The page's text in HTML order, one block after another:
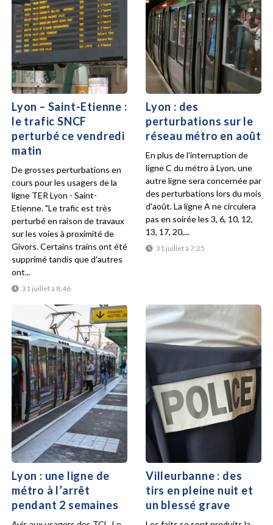
Lyon – Saint-Etienne :
le trafic SNCF
perturbé ce vendredi
matin
31 juillet à 8:46
De grosses perturbations en
cours pour les usagers de la
ligne TER Lyon - Saint-
Etienne. "Le trafic est très
perturbé en raison de travaux
sur les voies à proximité de
Givors. Certains trains ont été
supprimé tandis que d'autres
ont...
Lyon : des
perturbations sur le
réseau métro en août
31 juillet à 7:25
En plus de l'interruption de
ligne C du métro à Lyon, une
autre ligne sera concernée par
des perturbations lors du mois
d'août. La ligne A ne circulera
pas en soirée les 3, 6, 10, 12,
13, 17, 20,...
Lyon : une ligne de
métro à l’arrêt
pendant 2 semaines
Villeurbanne : des
tirs en pleine nuit et
un blessé grave